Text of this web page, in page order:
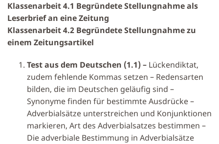
Klassenarbeit 4.1 Begründete Stellungnahme als
Leserbrief an eine Zeitung
Klassenarbeit 4.2 Begründete Stellungnahme zu
einem Zeitungsartikel
Test aus dem Deutschen (1.1) – Lückendiktat,
zudem fehlende Kommas setzen – Redensarten
bilden, die im Deutschen geläufig sind –
Synonyme finden für bestimmte Ausdrücke –
Adverbialsätze unterstreichen und Konjunktionen
markieren, Art des Adverbialsatzes bestimmen –
Die adverbiale Bestimmung in Adverbialsätze